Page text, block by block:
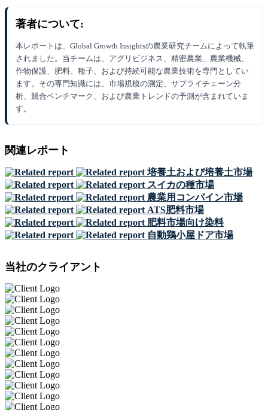
著者について:
本レポートは、Global Growth Insightsの農業研究チームによって執筆
されました。当チームは、アグリビジネス、精密農業、農業機械、
作物保護、肥料、種子、および持続可能な農業技術を専門としてい
ます。その専門知識には、市場規模の測定、サプライチェーン分
析、競合ベンチマーク、および農業トレンドの予測が含まれていま
す。
関連レポート
培養土および培養土市場
スイカの種市場
農業用コンバイン市場
ATS肥料市場
肥料市場向け染料
自動鶏小屋ドア市場
当社のクライアント